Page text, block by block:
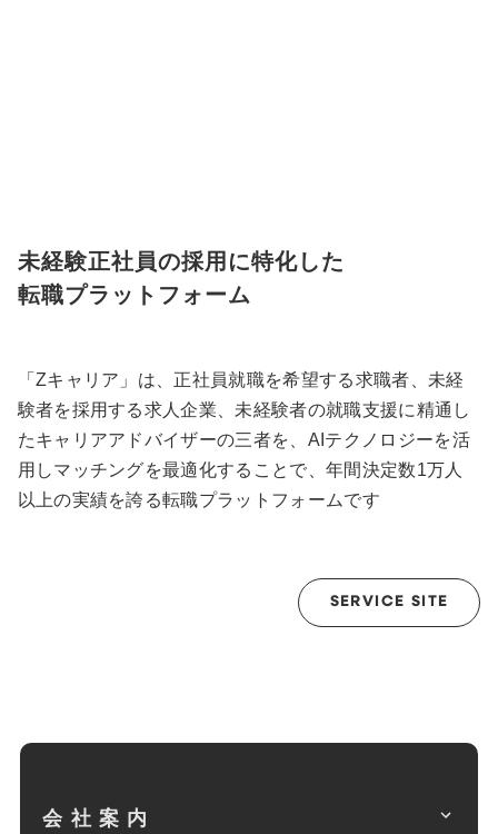
未経験正社員の採用に特化した
転職プラットフォーム
「Zキャリア」は、正社員就職を希望する求職者、未経
験者を採用する求人企業、未経験者の就職支援に精通し
たキャリアアドバイザーの三者を、AIテクノロジーを活
用しマッチングを最適化することで、年間決定数1万人
以上の実績を誇る転職プラットフォームです
SERVICE SITE
会社案内